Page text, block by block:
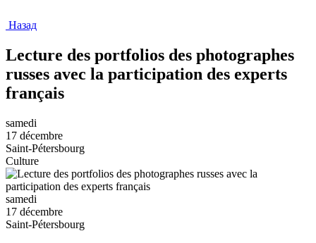
Назад
Lecture des portfolios des photographes
russes avec la participation des experts
français
samedi
17 décembre
Saint-Pétersbourg
Culture
samedi
17 décembre
Saint-Pétersbourg